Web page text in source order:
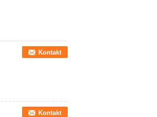
Kontakt
Kontakt